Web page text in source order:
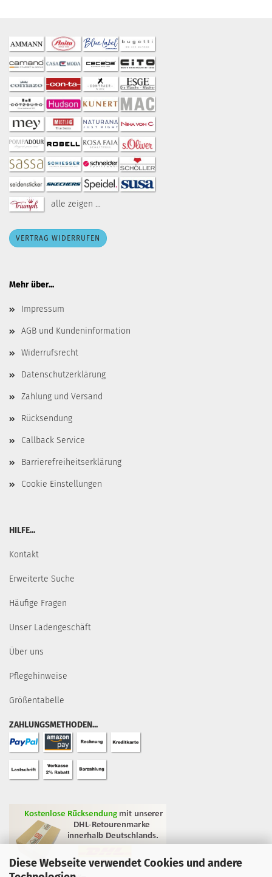
Diese Webseite verwendet Cookies und andere
alle zeigen ...
VERTRAG WIDERRUFEN
Mehr über...
Impressum
AGB und Kundeninformation
Widerrufsrecht
Datenschutzerklärung
Zahlung und Versand
Rücksendung
Callback Service
Barrierefreiheitserklärung
Cookie Einstellungen
HILFE...
Kontakt
Erweiterte Suche
Häufige Fragen
Unser Ladengeschäft
Über uns
Pflegehinweise
Größentabelle
ZAHLUNGSMETHODEN...